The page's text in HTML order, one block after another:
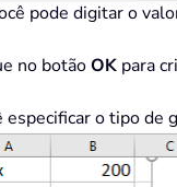
pode digitar o
no botãoOK para
especificar o tipo de